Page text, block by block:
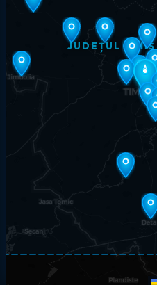
JUDEȚUL TIMIȘ